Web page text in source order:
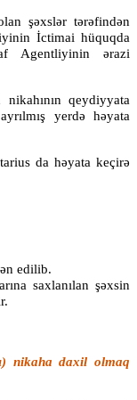
şəxslər tərəfindən
İctimai hüquqda
Agentliyinin ərazi
qeydiyyata
yerdə həyata
da həyata keçirə
edilib.
saxlanılan şəxsin
nikaha daxil olmaq